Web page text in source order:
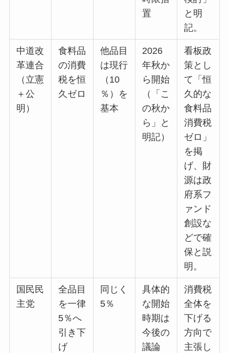
置
と明
記。
中道改
革連合
（立憲
＋公
明）
食料品
の消費
税を恒
久ゼロ
他品目
は現行
（10
％）を
基本
2026
年秋か
ら開始
（「こ
の秋か
ら」と
明記）
看板政
策とし
て「恒
久的な
食料品
消費税
ゼロ」
を掲
げ、財
源は政
府系フ
ァンド
創設な
どで確
保と説
明。
国民民
主党
全品目
を一律
5％へ
引き下
げ
同じく
5％
具体的
な開始
時期は
今後の
議論
消費税
全体を
下げる
方向で
主張し